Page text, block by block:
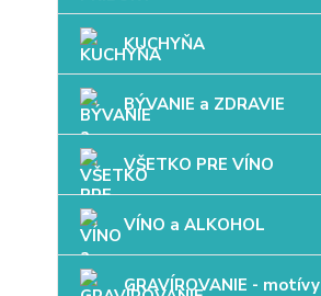
KUCHYŇA
BÝVANIE a ZDRAVIE
VŠETKO PRE VÍNO
VÍNO a ALKOHOL
GRAVÍROVANIE - motívy